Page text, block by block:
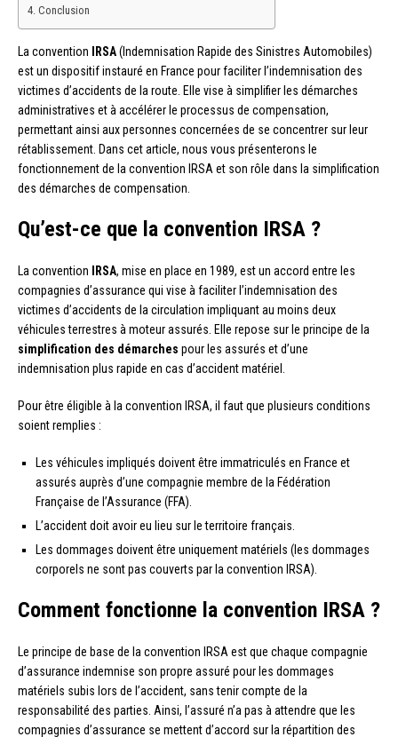
Conclusion
La convention IRSA(Indemnisation Rapide des Sinistres Automobiles)
est un dispositif instauré en France pour faciliter l’indemnisation des
victimes d’accidents de la route. Elle vise à simplifier les démarches
administratives et à accélérer le processus de compensation,
permettant ainsi aux personnes concernées de se concentrer sur leur
rétablissement. Dans cet article, nous vous présenterons le
fonctionnement de la convention IRSA et son rôle dans la simplification
des démarches de compensation.
Qu’est-ce que la convention IRSA ?
La convention IRSA, mise en place en 1989, est un accord entre les
compagnies d’assurance qui vise à faciliter l’indemnisation des
victimes d’accidents de la circulation impliquant au moins deux
véhicules terrestres à moteur assurés. Elle repose sur le principe de la
simplification des démarches pour les assurés et d’une
indemnisation plus rapide en cas d’accident matériel.
Pour être éligible à la convention IRSA, il faut que plusieurs conditions
soient remplies :
Les véhicules impliqués doivent être immatriculés en France et
assurés auprès d’une compagnie membre de la Fédération
Française de l’Assurance (FFA).
L’accident doit avoir eu lieu sur le territoire français.
Les dommages doivent être uniquement matériels (les dommages
corporels ne sont pas couverts par la convention IRSA).
Comment fonctionne la convention IRSA ?
Le principe de base de la convention IRSA est que chaque compagnie
d’assurance indemnise son propre assuré pour les dommages
matériels subis lors de l’accident, sans tenir compte de la
responsabilité des parties. Ainsi, l’assuré n’a pas à attendre que les
compagnies d’assurance se mettent d’accord sur la répartition des